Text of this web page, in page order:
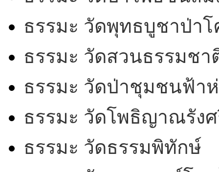
ธรรมะ วัดพุทธบูชาป่า
ธรรมะ วัดสวนธรรมช
ธรรมะ วัดป่าชุมชนฟ้า
ธรรมะ วัดโพธิญาณรัง
ธรรมะ วัดธรรมพิทักษ์